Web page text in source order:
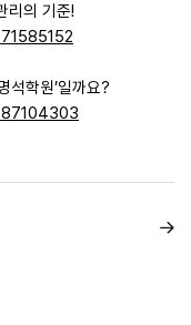
리의 기준!
석학원’일까요?